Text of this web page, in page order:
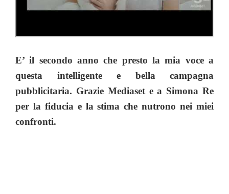
E’ il secondo anno che presto la mia voce a
questa intelligente e bella campagna
pubblicitaria. Grazie Mediaset e a Simona Re
per la fiducia e la stima che nutrono nei miei
confronti.